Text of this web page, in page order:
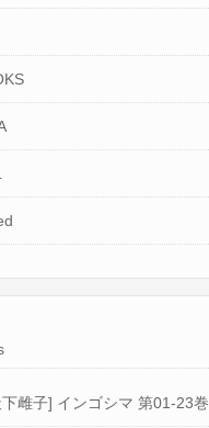
雌子] インゴシマ 第01-23巻